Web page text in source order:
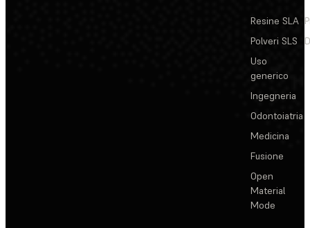
Resine SLA
Polveri SLS
Uso
generico
Ingegneria
Odontoiatria
Medicina
Fusione
Open
Material
Mode